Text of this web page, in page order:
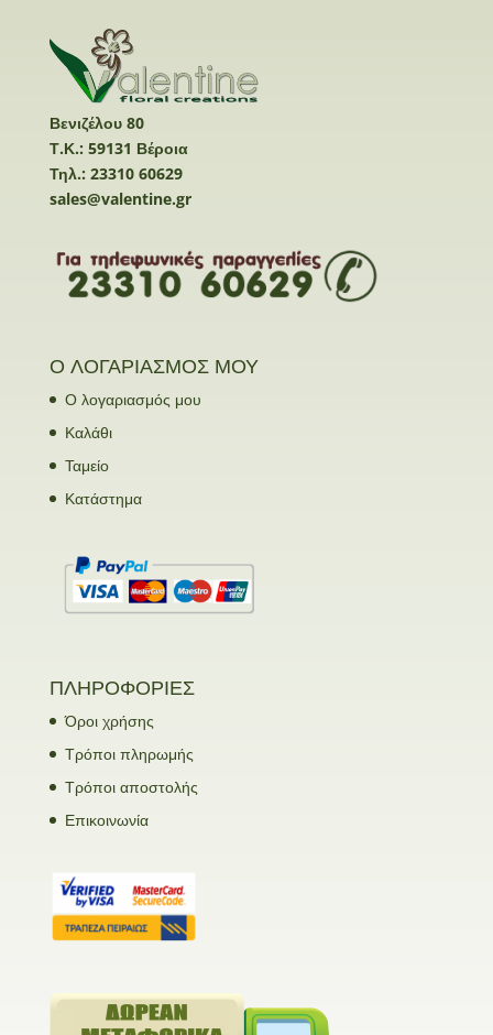
Βενιζέλου 80
Τ.Κ.: 59131 Βέροια
Τηλ.: 23310 60629
sales@valentine.gr
Ο ΛΟΓΑΡΙΑΣΜΟΣ ΜΟΥ
Ο λογαριασμός μου
Καλάθι
Ταμείο
Κατάστημα
ΠΛΗΡΟΦΟΡΙΕΣ
Όροι χρήσης
Τρόποι πληρωμής
Τρόποι αποστολής
Επικοινωνία